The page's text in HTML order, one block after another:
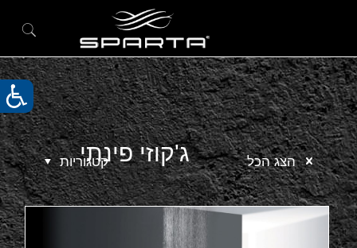
ג'קוזי פינתי
קטגוריות הצג הכל